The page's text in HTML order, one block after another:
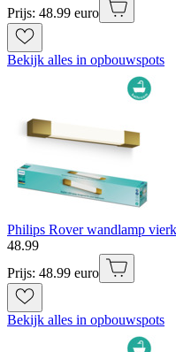
Prijs: 48.99 euro
Bekijk alles in opbouwspots
Philips Rover wandlamp
48.99
Prijs: 48.99 euro
Bekijk alles in opbouwspots